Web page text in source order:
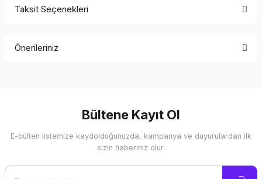
Taksit Seçenekleri
Önerileriniz
Görüş ve önerileriniz için teşekkür ederiz.
Ürün resmi kalitesiz, bozuk veya görüntülenemiyor.
Bültene Kayıt Ol
E-bülten listemize kaydolduğunuzda, kampanya ve duyurulardan ilk
sizin haberiniz olur.